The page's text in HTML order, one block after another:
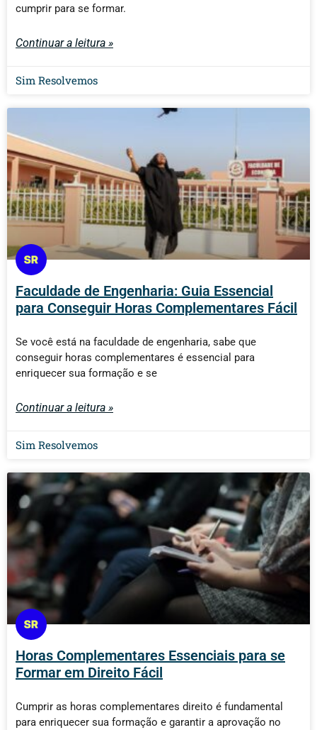
cumprir para se formar.
Continuar a leitura »
Sim Resolvemos
Faculdade de Engenharia: Guia Essencial
para Conseguir Horas Complementares Fácil
Se você está na faculdade de engenharia, sabe que
conseguir horas complementares é essencial para
enriquecer sua formação e se
Continuar a leitura »
Sim Resolvemos
Horas Complementares Essenciais para se
Formar em Direito Fácil
Cumprir as horas complementares direito é fundamental
para enriquecer sua formação e garantir a aprovação no